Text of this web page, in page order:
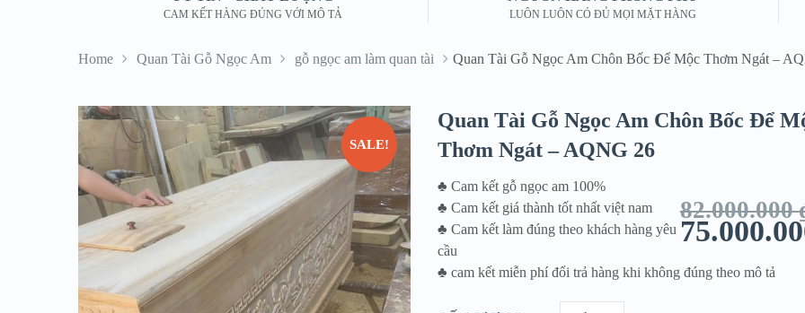
CAM KẾT HÀNG ĐÚNG VỚI MÔ TẢ LUÔN LUÔN CÓ ĐỦ MỌI MẶT HÀNG
Home Quan Tài Gỗ Ngọc Am gỗ ngọc am làm quan tài Quan Tài Gỗ Ngọc Am Chôn Bốc Để Mộc Thơm Ngát –
SALE!
Quan Tài Gỗ Ngọc Am Chôn Bốc Để
Thơm Ngát – AQNG 26
82.000.000
♣ Cam kết gỗ ngọc am 100%
♣ Cam kết giá thành tốt nhất việt nam
♣ Cam kết làm đúng theo khách hàng yêu
cầu
♣ cam kết miễn phí đổi trả hàng khi không đúng theo mô tả